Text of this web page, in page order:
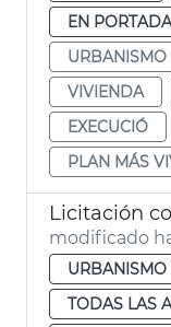
EN
URBANISMO
VIVIENDA
EXECUCIÓ
PLAN MÁS
modificado
TODAS LAS